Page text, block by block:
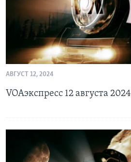
АВГУСТ 12, 2024
VOAэкспресс 12 августа 2024